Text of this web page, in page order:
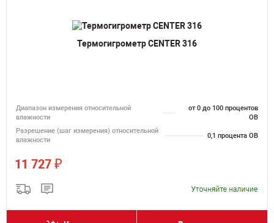
Термогигрометр CENTER 316
Диапазон измерения относительной
влажности
от 0 до 100 процентов
ОВ
Разрешение (шаг измерения) относительной
влажности
0,1 процента ОВ
11 727 ₽